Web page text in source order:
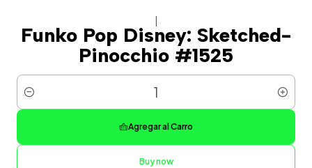
Funko Pop Disney: Sketched-
Pinocchio #1525
Cantidad
Agregar al Carro
Buy now